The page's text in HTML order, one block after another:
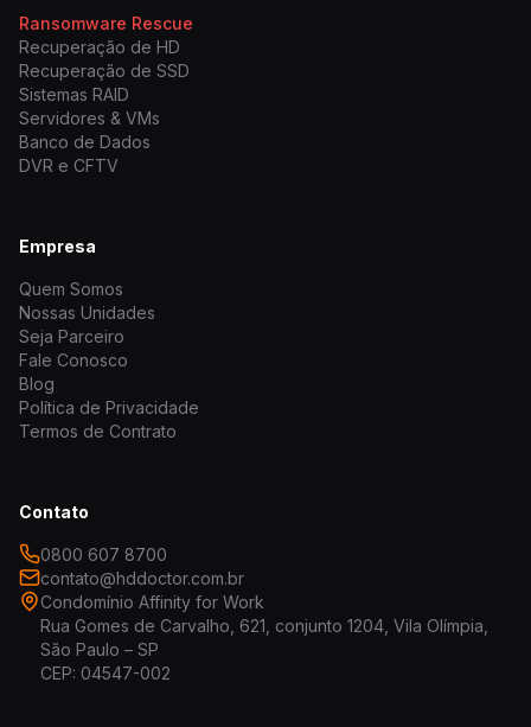
Ransomware Rescue
Recuperação de HD
Recuperação de SSD
Sistemas RAID
Servidores & VMs
Banco de Dados
DVR e CFTV
Empresa
Quem Somos
Nossas Unidades
Seja Parceiro
Fale Conosco
Blog
Política de Privacidade
Termos de Contrato
Contato
0800 607 8700
contato@hddoctor.com.br
Condomínio Affinity for Work
Rua Gomes de Carvalho, 621, conjunto 1204, Vila Olímpia,
São Paulo – SP
CEP: 04547-002